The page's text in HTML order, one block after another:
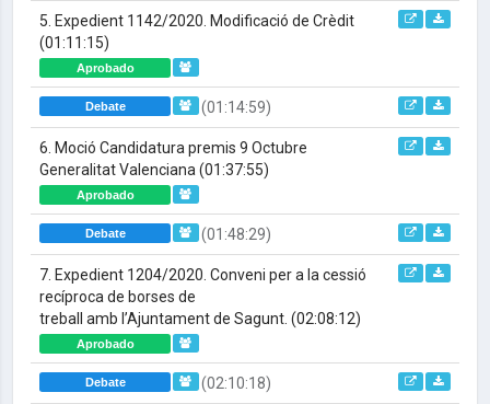
5. Expedient 1142/2020. Modificació de Crèdit
(01:11:15)
Aprobado
Debate (01:14:59)
6. Moció Candidatura premis 9 Octubre
Generalitat Valenciana (01:37:55)
Aprobado
Debate (01:48:29)
7. Expedient 1204/2020. Conveni per a la cessió
recíproca de borses de
treball amb l’Ajuntament de Sagunt. (02:08:12)
Aprobado
Debate (02:10:18)